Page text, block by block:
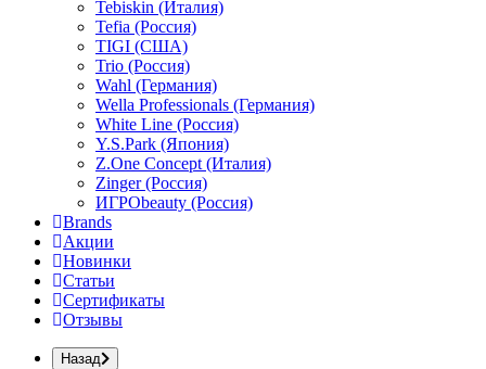
Tebiskin (Италия)
Tefia (Россия)
TIGI (США)
Trio (Россия)
Wahl (Германия)
Wella Professionals (Германия)
White Line (Россия)
Y.S.Park (Япония)
Z.One Concept (Италия)
Zinger (Россия)
ИГРОbeauty (Россия)
Brands
Акции
Новинки
Статьи
Сертификаты
Отзывы
Назад